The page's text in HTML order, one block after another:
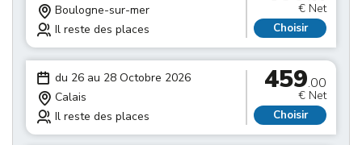
Boulogne-sur-mer
Il reste des places
€ Net
Choisir
du 26 au 28 Octobre 2026
Calais
Il reste des places
459.00
€ Net
Choisir